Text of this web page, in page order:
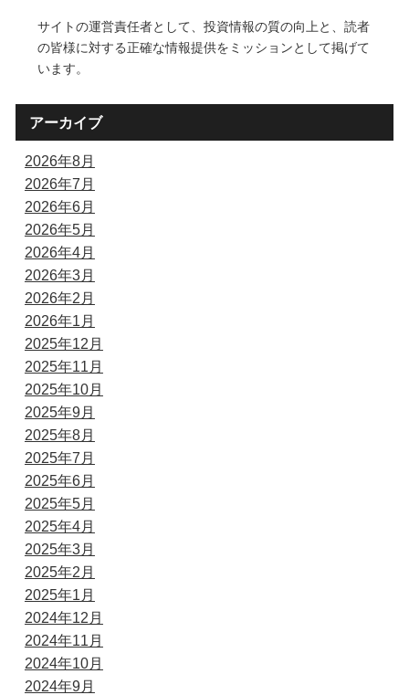
サイトの運営責任者として、投資情報の質の向上と、読者
の皆様に対する正確な情報提供をミッションとして掲げて
います。
アーカイブ
2026年8月
2026年7月
2026年6月
2026年5月
2026年4月
2026年3月
2026年2月
2026年1月
2025年12月
2025年11月
2025年10月
2025年9月
2025年8月
2025年7月
2025年6月
2025年5月
2025年4月
2025年3月
2025年2月
2025年1月
2024年12月
2024年11月
2024年10月
2024年9月